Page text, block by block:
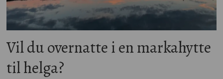
Vil du overnatte i en markahytte
til helga?